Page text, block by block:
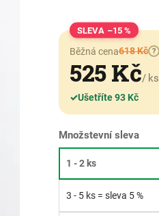
Množstevní sleva
1 - 2 ks
3 - 5 ks = sleva 5 %
–15 %
Běžná cena618 Kč ?
525 Kč/ ks
✓Ušetříte 93 Kč